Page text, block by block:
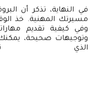
في النهاية، تذكر أن
مسيرتك المهنية. خذ
وفي كيفية تقديم
وتوجيهات صحيحة،
الذي